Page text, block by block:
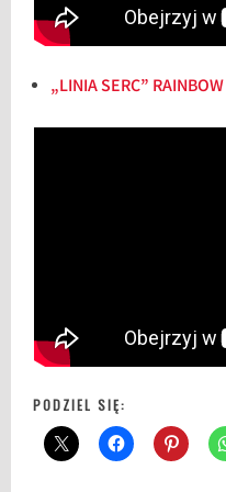
„LINIA SERC”
PODZIEL SIĘ: